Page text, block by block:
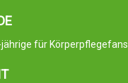
für Körperpflegefans